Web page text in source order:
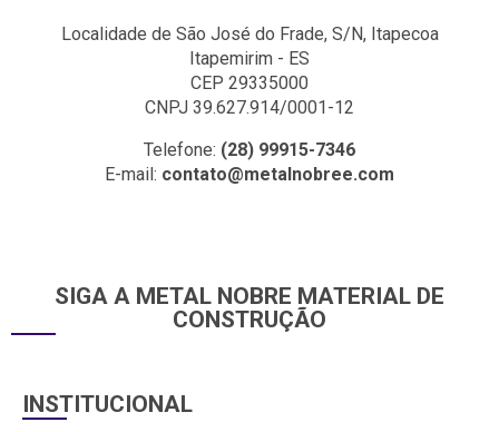
Localidade de São José do Frade, S/N, Itapecoa
Itapemirim - ES
CEP 29335000
CNPJ 39.627.914/0001-12
Telefone: (28) 99915-7346
E-mail: contato@metalnobree.com
SIGA A METAL NOBRE MATERIAL DE
CONSTRUÇÃO
INSTITUCIONAL